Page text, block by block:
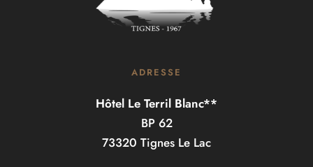
ADRESSE
Hôtel Le Terril Blanc**
BP 62
73320 Tignes Le Lac